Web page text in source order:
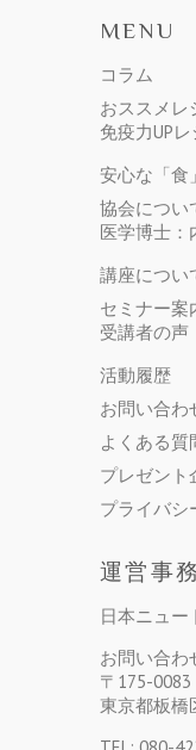
MENU
コラム
おススメレ
免疫力UP
安心な「食」
協会につい
医学博士：
講座につい
セミナー案
受講者の声
活動履歴
お問い合わ
よくある質
プレゼント
プライバシ
運営事
日本ニュー
お問い合わ
〒175-0083
東京都板橋